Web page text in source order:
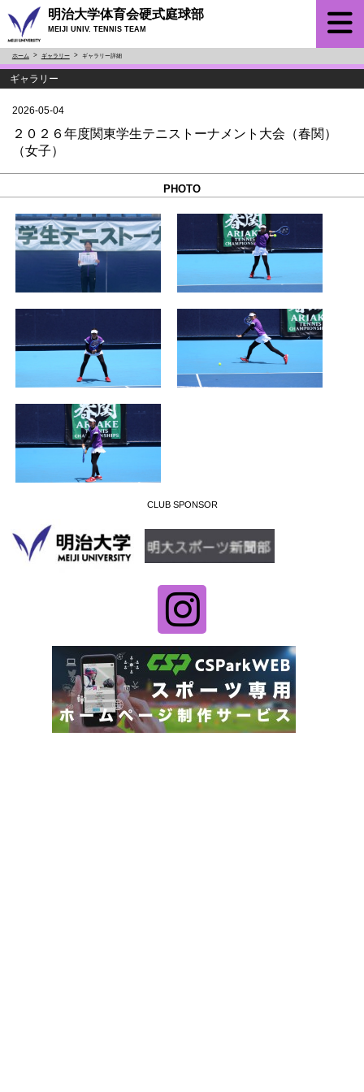
明治大学体育会硬式庭球部
MEIJI UNIV. TENNIS TEAM
ホーム ギャラリー ギャラリー詳細
ギャラリー
2026-05-04
２０２６年度関東学生テニストーナメント大会（春関）
（女子）
PHOTO
CLUB SPONSOR